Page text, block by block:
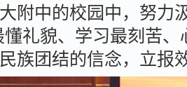
附中的校园中，努力
懂礼貌、学习最刻苦、
族团结的信念，立报